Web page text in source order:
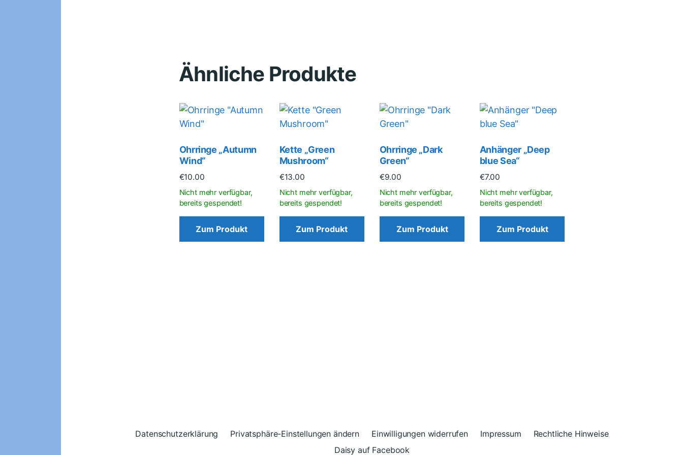
Ähnliche Produkte
Ohrringe „Autumn
Wind“
€10.00
Zum Produkt
Kette „Green
Mushroom“
€13.00
Zum Produkt
Ohrringe „Dark
Green“
€9.00
Zum Produkt
Anhänger „Deep
blue Sea“
€7.00
Zum Produkt
Datenschutzerklärung Privatsphäre-Einstellungen ändern Einwilligungen widerrufen Impressum
Rechtliche Hinweise
Daisy auf Facebook